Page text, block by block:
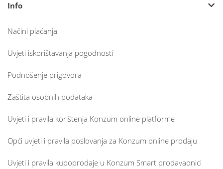
Info
Načini plaćanja
Uvjeti iskorištavanja pogodnosti
Podnošenje prigovora
Zaštita osobnih podataka
Uvjeti i pravila korištenja Konzum online platforme
Opći uvjeti i pravila poslovanja za Konzum online prodaju
Uvjeti i pravila kupoprodaje u Konzum Smart prodavaonici